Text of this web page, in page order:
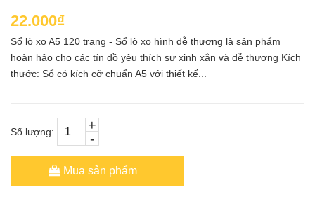
22.000₫
Sổ lò xo A5 120 trang - Sổ lò xo hình dễ thương là sản phẩm
hoàn hảo cho các tín đồ yêu thích sự xinh xắn và dễ thương Kích
thước: Sổ có kích cỡ chuẩn A5 với thiết kế...
Số lượng: -
+
Mua sản phẩm